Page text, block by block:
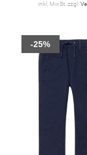
inkl. MwSt. zzgl.
-25%